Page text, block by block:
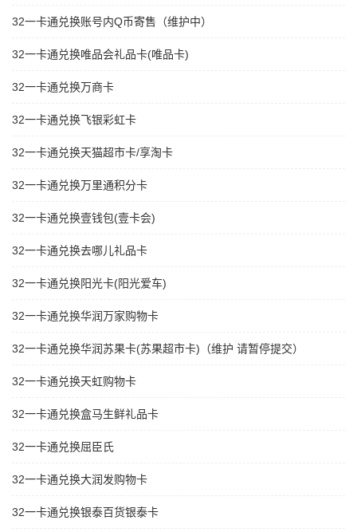
32一卡通兑换账号内Q币寄售（维护中）
32一卡通兑换唯品会礼品卡(唯品卡)
32一卡通兑换万商卡
32一卡通兑换飞银彩虹卡
32一卡通兑换天猫超市卡/享淘卡
32一卡通兑换万里通积分卡
32一卡通兑换壹钱包(壹卡会)
32一卡通兑换去哪儿礼品卡
32一卡通兑换阳光卡(阳光爱车)
32一卡通兑换华润万家购物卡
32一卡通兑换华润苏果卡(苏果超市卡)（维护 请暂停提交）
32一卡通兑换天虹购物卡
32一卡通兑换盒马生鲜礼品卡
32一卡通兑换屈臣氏
32一卡通兑换大润发购物卡
32一卡通兑换银泰百货银泰卡